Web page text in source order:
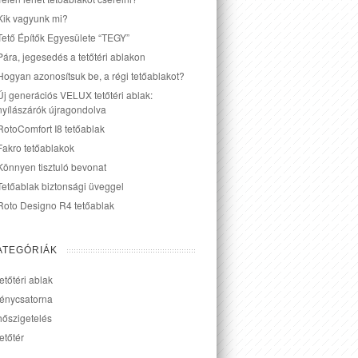
vagyunk mi?
Építők Egyesülete “TEGY”
jegesedés a tetőtéri ablakon
azonosítsuk be, a régi tetőablakot?
generációs VELUX tetőtéri ablak:
újragondolva
I8 tetőablak
tetőablakok
tisztuló bevonat
biztonsági üveggel
Designo R4 tetőablak
ablak